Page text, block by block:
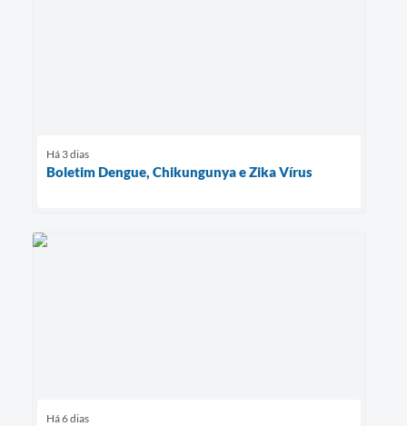
Há 3 dias
Boletim Dengue, Chikungunya e Zika Vírus
Há 6 dias